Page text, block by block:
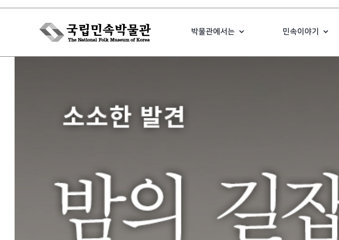
Skip
박물관에서는 민속이야기